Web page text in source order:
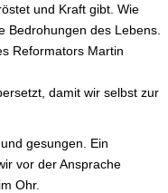
und Kraft gibt. Wie
Bedrohungen des Lebens.
Reformators Martin
damit wir selbst zur
gesungen. Ein
vor der Ansprache
Ohr.